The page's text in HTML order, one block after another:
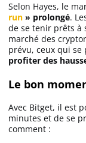
Selon Hayes, le
run » prolongé.
de se tenir prêts à
marché des
prévu, ceux qui
profiter des
Le bon
Avec Bitget, il est
minutes et de se
comment :